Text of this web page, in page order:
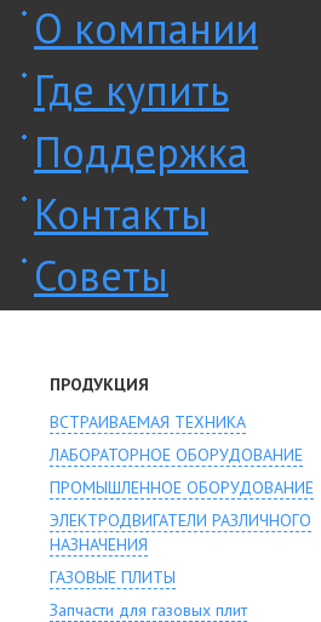
О компании
Где купить
Поддержка
Контакты
Советы
ПРОДУКЦИЯ
ВСТРАИВАЕМАЯ ТЕХНИКА
ЛАБОРАТОРНОЕ ОБОРУДОВАНИЕ
ПРОМЫШЛЕННОЕ ОБОРУДОВАНИЕ
ЭЛЕКТРОДВИГАТЕЛИ РАЗЛИЧНОГО
НАЗНАЧЕНИЯ
ГАЗОВЫЕ ПЛИТЫ
Запчасти для газовых плит